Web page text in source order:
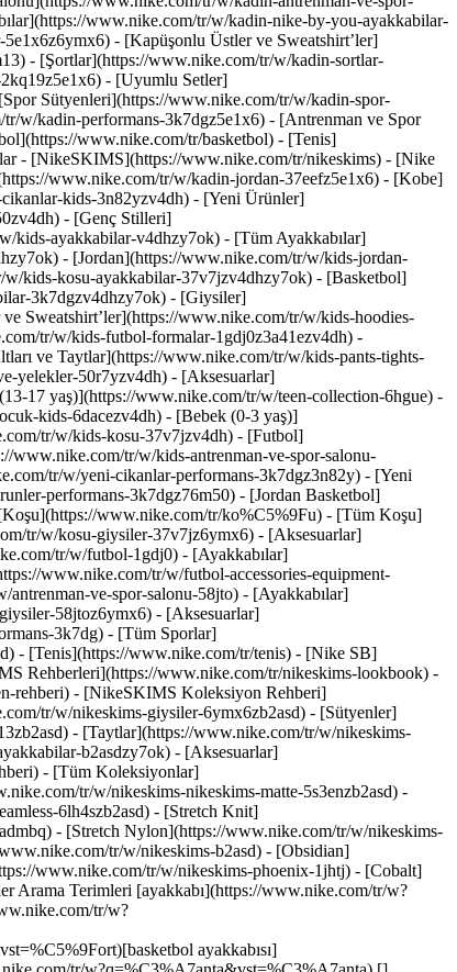
www.nike.com/tr/w/kadin-nike-by-you-ayakkabilar-
- [Kapüşonlu Üstler ve Sweatshirt’ler]
- [Şortlar](https://www.nike.com/tr/w/kadin-sortlar-
- [Uyumlu Setler]
Sütyenleri](https://www.nike.com/tr/w/kadin-spor-
w/kadin-performans-3k7dgz5e1x6) - [Antrenman ve Spor
www.nike.com/tr/basketbol) - [Tenis]
- [NikeSKIMS](https://www.nike.com/tr/nikeskims) - [Nike
www.nike.com/tr/w/kadin-jordan-37eefz5e1x6) - [Kobe]
kids-3n82yzv4dh) - [Yeni Ürünler]
- [Genç Stilleri]
kids-ayakkabilar-v4dhzy7ok) - [Tüm Ayakkabılar]
- [Jordan](https://www.nike.com/tr/w/kids-jordan-
kids-kosu-ayakkabilar-37v7jzv4dhzy7ok) - [Basketbol]
3k7dgzv4dhzy7ok) - [Giysiler]
Sweatshirt’ler](https://www.nike.com/tr/w/kids-hoodies-
tr/w/kids-futbol-formalar-1gdj0z3a41ezv4dh) -
ve Taytlar](https://www.nike.com/tr/w/kids-pants-tights-
yelekler-50r7yzv4dh) - [Aksesuarlar]
17 yaş)](https://www.nike.com/tr/w/teen-collection-6hgue) -
kids-6dacezv4dh) - [Bebek (0-3 yaş)]
tr/w/kids-kosu-37v7jzv4dh) - [Futbol]
tr/w/kids-antrenman-ve-spor-salonu-
tr/w/yeni-cikanlar-performans-3k7dgz3n82y) - [Yeni
performans-3k7dgz76m50) - [Jordan Basketbol]
www.nike.com/tr/ko%C5%9Fu) - [Tüm Koşu]
tr/w/kosu-giysiler-37v7jz6ymx6) - [Aksesuarlar]
tr/w/futbol-1gdj0) - [Ayakkabılar]
www.nike.com/tr/w/futbol-accessories-equipment-
ve-spor-salonu-58jto) - [Ayakkabılar]
58jtoz6ymx6) - [Aksesuarlar]
3k7dg) - [Tüm Sporlar]
- [Tenis](https://www.nike.com/tr/tenis) - [Nike SB]
Rehberleri](https://www.nike.com/tr/nikeskims-lookbook) -
rehberi) - [NikeSKIMS Koleksiyon Rehberi]
tr/w/nikeskims-giysiler-6ymx6zb2asd) - [Sütyenler]
- [Taytlar](https://www.nike.com/tr/w/nikeskims-
b2asdzy7ok) - [Aksesuarlar]
- [Tüm Koleksiyonlar]
tr/w/nikeskims-nikeskims-matte-5s3enzb2asd) -
6lh4szb2asd) - [Stretch Knit]
- [Stretch Nylon](https://www.nike.com/tr/w/nikeskims-
değişikliğin kalıcı olduğu mesajını verir. Böylece kararına saygı gösterip hedeflerine ulaşmanı destekleyebilirler. __3. ipucu:__ Yeni alışkanlıkları mevcut alışkanlıklara ekle. __İşe yaramasının nedeni:__Dişlerini fırçalamak, mesajlarına bakmak, atıştırmalık yemek gibi her gün bilinçsiz olarak yaptığın, sağlıklı sağlıksız tüm alışkanlıkları düşün. Şimdi bu alışkanlıkların her birine, alışkanlık haline gelmesini *istediğin* sağlıklı bir eylemi eklediğini hayal et. Örneğin, Instagram'a her baktığında 10 squat yap ya da akşam televizyon izlerken silindir köpük kullan. Mevcut bir davranışa yeni bir davranış eklemek, o davranışı yapmak için otomatik ve düzenli bir hatırlatma olur. Üstelik bu yöntemin hedefleri kalıcı hale getirdiği kanıtlanmıştır. ![Sağlıklı Alışkanlıkları Oturtmak İçin 5 İpucu](https://static.nike.com/a/images/f_auto/dpr_1.0,cs_srgb/h_1300,c_limit/d5ed0946-0af0-4cc8-b486-dc38f085bcca/salkl-alkanlklar-oturtmak-in-5-pucu.jpg) __4. ipucu:__ Sonuca değil, sürece odaklan. __İşe yaramasının nedeni:__ Sonuca saplantı derecesinde odaklanmak seni bunaltabilir ve hayal kırıklığına uğrayıp pes etmeni kolaylaştırabilir. Onun yerine her koşulda gurur duyabileceğin bir sürece odaklan. Nike Master Trainer'ı Joslyn Thompson-Rule, "Kendi 10K hız rekorunu kırmak istediğini düşünelim. Böyle bir durumda, çalıştırdığım sporculara süreyi hedef haline getirmek yerine o noktaya ulaşmalarını sağlayacak, kontrol edebilecekleri süreci bulmaya odaklanmalarını söylüyorum. Bu, haftada dört kez antrenman yapmak, bir beslenme planını uygulamak ve ihtiyaç duydukları güç toplama ve hareket kabiliyeti çalışmalarını yapmak olabilir. Kararlı olduğun müddetçe başarının temellerini atabilirsin." Göz korkutucu olabilecek bir hedef, sonuç yerine sürece odaklandığın zaman ona ulaşmana yardımcı olacak, küçük ve uygulanabilir adımlara dönüşür. ## "Kararlı olduğun müddetçe başarının temellerini atabilirsin." Joslyn Thompson-Rule, Nike Master Trainer'ı __5. ipucu:__ Aksiliklere aldırma. __İşe yaramasının nedeni:__ Yaşam stilinde değişiklik yaptığın zaman güçlüklerle karşılaşman ve aksilikler yaşaman kaçınılmazdır. Sonuçta insansın! Nike'ın Kıdemli Performans Direktörü Ryan Flaherty, çalıştırdığı profesyonel sporculara verdiği "Olduysa oldu. Bundan sonra ne olacak?” mantrasını kullanmayı öneriyor. Bu yöntemi örneklerle açıklayalım: "Öğlen bir tabak patates kızartması *yediysem yedim*. Akşam yemeğinde *ne* yiyeceğim?" veya "Bu sabah antrenmanı *kaçırdıysam kaçırdım*. Yarın sabah *ne* yapacağım?" Flaherty şöyle diyor: "'Olduysa oldu. Bundan sonra ne olacak?' bakış açısını kullanmak, planını sürdürmeni sağlar. Kötü bir öğün kötü öğünlerle dolu bir güne, antrenmansız geçen bir hafta antrenmansız geçen bir aya dönüşmez. Başarısızlığa odaklanmak yerine onu geride bırakmanı sağlar ve geleceği değiştirme kontrolüne sahip olduğunu gösterir." Ayrıca mükemmel olma baskısını üzerinden alır, hata üzerine hata yapmanı önler ve işleri daha çabuk yoluna koyma ihtimalini artırır. Uzun vadeli alışkanlıklar edinmenin anahtarının mükemmellik değil istikrar olduğunu unutma. Yeni sağlıklı alışkanlıklarını oturtmak için bu stratejileri dene ve engellerle karşılaştığın zaman kendine, "Olduysa oldu. Bundan sonra ne olacak?" de. Bunu başarabilirsin! ### Nike Training Club'a Katıl Aktif ve sağlıklı kalmana yardımcı olacak birinci sınıf uzman ve trainer'larımıza eriş. [İndir](https://smart.link/5deaab27fce3c) ![Sağlıklı Alışkanlıkları Oturtmak İçin 5 İpucu, Nike Training Club'a Katıl](https://static.nike.com/a/images/f_auto/dpr_1.0,cs_srgb/w_1824,c_limit/87f33fb3-45eb-4459-a134-480058422955/salkl-alkanlklar-oturtmak-in-5-pucu.jpg) ### Nike Training Club'a Katıl Aktif ve sağlıklı kalmana yardımcı olacak birinci sınıf uzman ve trainer'larımıza eriş. [İndir](https://www.nike.com/tr/ntc-app) Orijinal yayınlanma tarihi: 12 Mayıs 2020 Kaynaklar [Mağaza Bul](https://www.nike.com/tr/retail/) [Nike Journal](https://www.nike.com/tr/hikayeler) [Üye Ol](https://www.nike.com/tr/uyelik) [Geri Bildirim](https://www.nike.com#site-feedback) [Promosyon Kodları](https://www.nike.com/tr/promosyon-kodu) Yardım [Yardım Al](https://www.nike.com/tr/help) [Sipariş Durumu](https://www.nike.com/tr/orders/details) [Kargo ve Teslimat](https://www.nike.com/tr/help/a/kargo-teslimat-gs) [İadeler](https://www.nike.com/tr/help/a/iade-politikasi-gs) [Ödeme Seçenekleri](https://www.nike.com/tr/help/a/odeme-secenekleri-gs) [Bize Ulaş](https://www.nike.com/tr/help/#contact) [İncelemeler](https://www.nike.com/tr/help/a/incelemeler) Şirket [Nike Hakkında](https://about.nike.com/) [Haberler](https://news.nike.com/) [Kariyer](https://jobs.nike.com/) [Yatırımcılar](https://investors.nike.com/) [Sürdürülebilirlik](https://www.nike.com/tr/surdurulebilirlik) [Amaç](https://www.nike.com/tr/amac) [Endişe Bildir](https://secure.ethicspoint.com/domain/media/tr/gui/56821/index.html) [Kaynaklar](https://www.nike.com/tr/help) [Mağaza Bul](https://www.nike.com/tr/retail/) [Nike Journal](https://www.nike.com/tr/hikayeler) [Üye Ol](https://www.nike.com/tr/uyelik) [Geri Bildirim](https://www.nike.com#site-feedback) [Promosyon Kodları](https://www.nike.com/tr/promosyon-kodu) [Yardım](https://www.nike.com/tr/help) [Yardım Al](https://www.nike.com/tr/help) [Sipariş Durumu](https://www.nike.com/tr/orders/details) [Kargo ve Teslimat](https://www.nike.com/tr/help/a/kargo-teslimat-gs) [İadeler](https://www.nike.com/tr/help/a/iade-politikasi-gs) [Ödeme Seçenekleri](https://www.nike.com/tr/help/a/odeme-secenekleri-gs) [Bize Ulaş](https://www.nike.com/tr/help/#contact) [İncelemeler](https://www.nike.com/tr/help/a/incelemeler) [Şirket](https://about.nike.com/en) [Nike Hakkında](https://about.nike.com/) [Haberler](https://news.nike.com/) [Kariyer](https://jobs.nike.com/) [Yatırımcılar](https://investors.nike.com/) [Sürdürülebilirlik](https://www.nike.com/tr/surdurulebilirlik) [Amaç](https://www.nike.com/tr/amac) [Endişe Bildir](https://secure.ethicspoint.com/domain/media/tr/gui/56821/index.html) Türkiye - © 2026 Nike, Inc. Tüm Hakları Saklıdır - Rehberler - [Nike Air](https://www.nike.com/tr/air) - [Nike Air Max](https://www.nike.com/tr/air-max) - [Nike FlyEas